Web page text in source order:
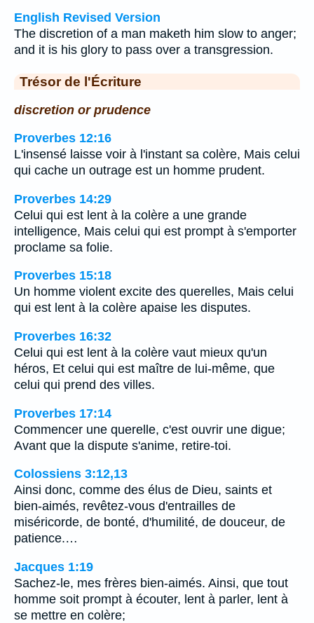
English Revised Version
The discretion of a man maketh him slow to anger;
and it is his glory to pass over a transgression.
Trésor de l'Écriture
discretion or prudence
Proverbes 12:16
L'insensé laisse voir à l'instant sa colère, Mais celui
qui cache un outrage est un homme prudent.
Proverbes 14:29
Celui qui est lent à la colère a une grande
intelligence, Mais celui qui est prompt à s'emporter
proclame sa folie.
Proverbes 15:18
Un homme violent excite des querelles, Mais celui
qui est lent à la colère apaise les disputes.
Proverbes 16:32
Celui qui est lent à la colère vaut mieux qu'un
héros, Et celui qui est maître de lui-même, que
celui qui prend des villes.
Proverbes 17:14
Commencer une querelle, c'est ouvrir une digue;
Avant que la dispute s'anime, retire-toi.
Colossiens 3:12,13
Ainsi donc, comme des élus de Dieu, saints et
bien-aimés, revêtez-vous d'entrailles de
miséricorde, de bonté, d'humilité, de douceur, de
patience.…
Jacques 1:19
Sachez-le, mes frères bien-aimés. Ainsi, que tout
homme soit prompt à écouter, lent à parler, lent à
se mettre en colère;